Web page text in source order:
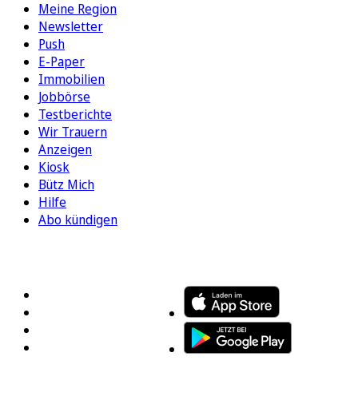
Meine Region
Newsletter
Push
E-Paper
Immobilien
Jobbörse
Testberichte
Wir Trauern
Anzeigen
Kiosk
Bütz Mich
Hilfe
Abo kündigen